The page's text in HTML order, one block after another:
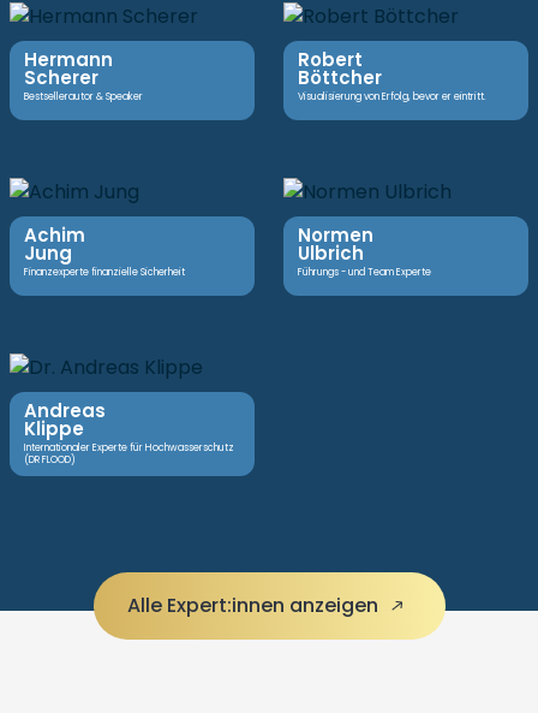
Hermann
Scherer
Bestsellerautor & Speaker
Robert
Böttcher
Visualisierung von Erfolg, bevor er eintritt.
Achim
Jung
Finanzexperte finanzielle Sicherheit
Normen
Ulbrich
Führungs - und Team Experte
Andreas
Klippe
Internationaler Experte für Hochwasserschutz
(DR FLOOD)
Alle Expert:innen anzeigen